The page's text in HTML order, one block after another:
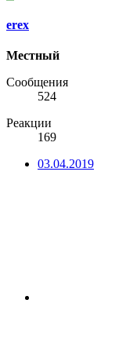
erex
Местный
Сообщения
524
Реакции
169
03.04.2019